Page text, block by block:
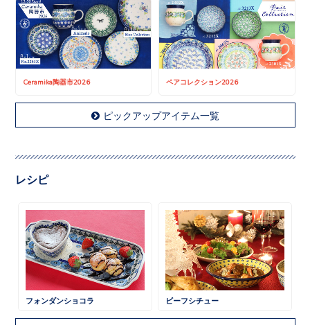
Ceramika陶器市2026 ペアコレクション2026
ピックアップアイテム一覧
レシピ
フォンダンショコラ ビーフシチュー